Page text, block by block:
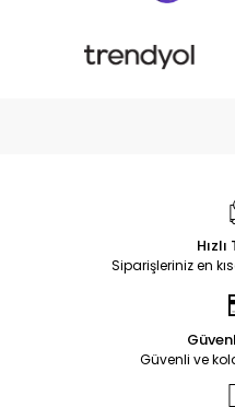
Siparişleriniz en
Güvenli ve